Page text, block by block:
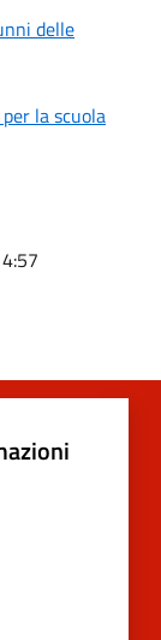
delle
la scuola